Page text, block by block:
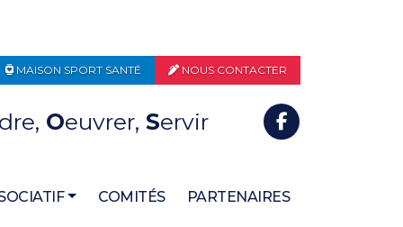
MAISON SPORT SANTÉ NOUS CONTACTER
Oeuvrer, Servir
COMITÉS PARTENAIRES